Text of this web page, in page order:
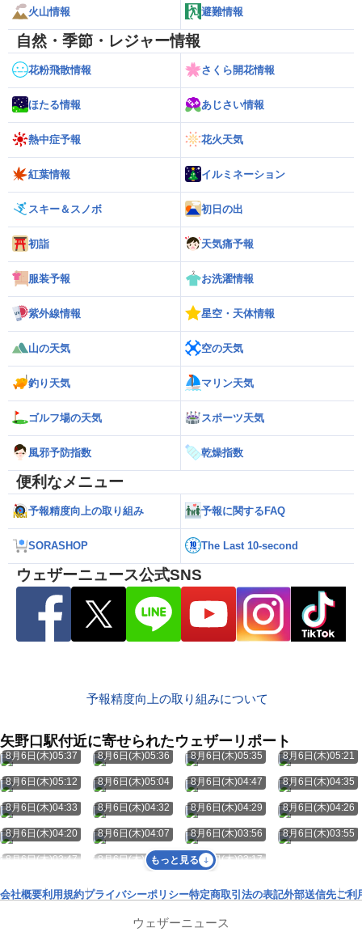
火山情報 避難情報
自然・季節・レジャー情報
花粉飛散情報 さくら開花情報
ほたる情報 あじさい情報
熱中症予報 花火天気
紅葉情報 イルミネーション
スキー＆スノボ 初日の出
初詣 天気痛予報
服装予報 お洗濯情報
紫外線情報 星空・天体情報
山の天気 空の天気
釣り天気 マリン天気
ゴルフ場の天気 スポーツ天気
風邪予防指数 乾燥指数
便利なメニュー
予報精度向上の取り組み 予報に関するFAQ
SORASHOP The Last 10-second
ウェザーニュース公式SNS
予報精度向上の取り組みについて
矢野口駅付近に寄せられたウェザーリポート
8月6日(木)05:37 8月6日(木)05:36 8月6日(木)05:35 8月6日(木)05:21
8月6日(木)05:12 8月6日(木)05:04 8月6日(木)04:47 8月6日(木)04:35
8月6日(木)04:33 8月6日(木)04:32 8月6日(木)04:29 8月6日(木)04:26
8月6日(木)04:20 8月6日(木)04:07 8月6日(木)03:56 8月6日(木)03:55
8月6日(木)03:47 8月6日(木)03:28 8月6日(木)03:17
もっと見る
会社概要利用規約プライバシーポリシー特定商取引法の表記外部送信先ご利
ウェザーニュース